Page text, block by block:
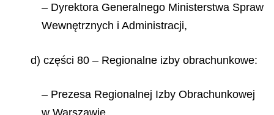
– Dyrektora Generalnego Ministerstwa Spraw
Wewnętrznych i Administracji,
d) części 80 – Regionalne izby obrachunkowe:
– Prezesa Regionalnej Izby Obrachunkowej
w Warszawie,